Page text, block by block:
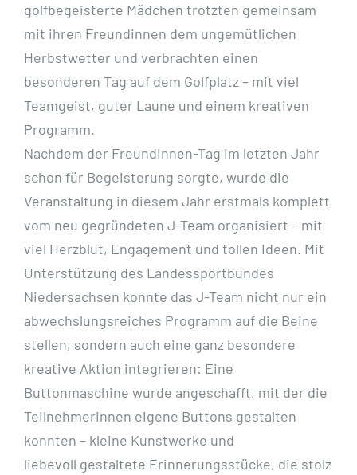
golfbegeisterte Mädchen trotzten gemeinsam
mit ihren Freundinnen dem ungemütlichen
Herbstwetter und verbrachten einen
besonderen Tag auf dem Golfplatz – mit viel
Teamgeist, guter Laune und einem kreativen
Programm.
Nachdem der Freundinnen-Tag im letzten Jahr
schon für Begeisterung sorgte, wurde die
Veranstaltung in diesem Jahr erstmals komplett
vom neu gegründeten J-Team organisiert – mit
viel Herzblut, Engagement und tollen Ideen. Mit
Unterstützung des Landessportbundes
Niedersachsen konnte das J-Team nicht nur ein
abwechslungsreiches Programm auf die Beine
stellen, sondern auch eine ganz besondere
kreative Aktion integrieren: Eine
Buttonmaschine wurde angeschafft, mit der die
Teilnehmerinnen eigene Buttons gestalten
konnten – kleine Kunstwerke und
liebevoll gestaltete Erinnerungsstücke, die stolz